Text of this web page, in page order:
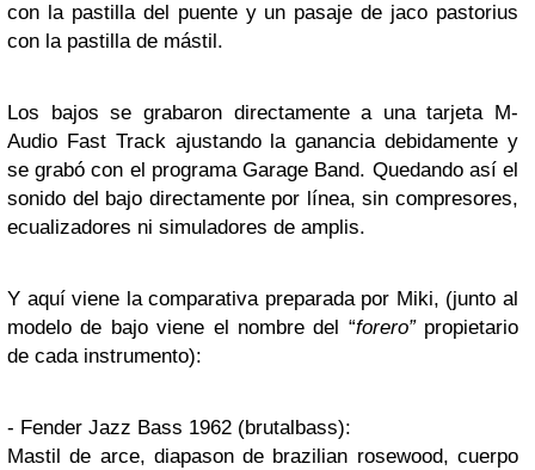
con la pastilla del puente y un pasaje de jaco pastorius
con la pastilla de mástil.
Los bajos se grabaron directamente a una tarjeta M-
Audio Fast Track ajustando la ganancia debidamente y
se grabó con el programa Garage Band. Quedando así el
sonido del bajo directamente por línea, sin compresores,
ecualizadores ni simuladores de amplis.
Y aquí viene la comparativa preparada por Miki, (junto al
modelo de bajo viene el nombre del “forero”propietario
de cada instrumento):
- Fender Jazz Bass 1962 (brutalbass):
Mastil de arce, diapason de brazilian rosewood, cuerpo